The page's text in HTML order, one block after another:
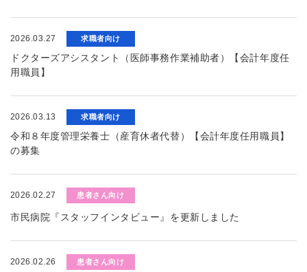
2026.03.27 求職者向け
ドクターズアシスタント（医師事務作業補助者）【会計年度任
用職員】
2026.03.13 求職者向け
令和８年度管理栄養士（産育休者代替）【会計年度任用職員】
の募集
2026.02.27 患者さん向け
市民病院『スタッフインタビュー』を更新しました
2026.02.26 患者さん向け